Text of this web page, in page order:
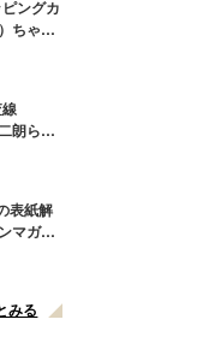
ングカ
ちゃん
朗ら新
表紙解
マガジ
みる